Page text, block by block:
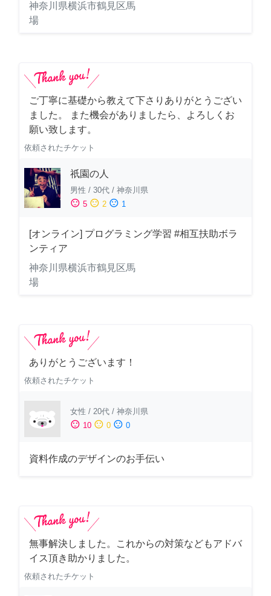
神奈川県横浜市鶴見区馬
場
ご丁寧に基礎から教えて下さりありがとうござい
ました。 また機会がありましたら、よろしくお
願い致します。
依頼されたチケット
祇園の人
男性 / 30代 / 神奈川県
sentiment_satisfied 5 sentiment_neutral 2 sentiment_dissatisfied 1
[オンライン] プログラミング学習 #相互扶助ボラ
ンティア
神奈川県横浜市鶴見区馬
場
ありがとうございます！
依頼されたチケット
女性 / 20代 / 神奈川県
sentiment_satisfied 10 sentiment_neutral 0 sentiment_dissatisfied 0
資料作成のデザインのお手伝い
無事解決しました。これからの対策などもアドバ
イス頂き助かりました。
依頼されたチケット